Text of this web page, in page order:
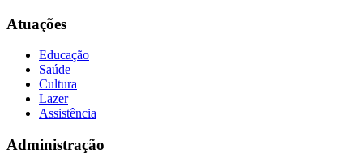
Atuações
Educação
Saúde
Cultura
Lazer
Assistência
Administração